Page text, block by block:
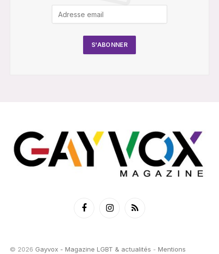
FacebookInstagramRSS
© 2026 Gayvox - Magazine LGBT & actualités - Mentions